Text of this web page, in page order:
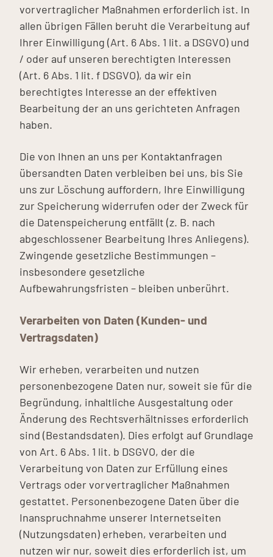
vorvertraglicher Maßnahmen erforderlich ist. In
allen übrigen Fällen beruht die Verarbeitung auf
Ihrer Einwilligung (Art. 6 Abs. 1 lit. a DSGVO) und
/ oder auf unseren berechtigten Interessen
(Art. 6 Abs. 1 lit. f DSGVO), da wir ein
berechtigtes Interesse an der effektiven
Bearbeitung der an uns gerichteten Anfragen
haben.
Die von Ihnen an uns per Kontaktanfragen
übersandten Daten verbleiben bei uns, bis Sie
uns zur Löschung auffordern, Ihre Einwilligung
zur Speicherung widerrufen oder der Zweck für
die Datenspeicherung entfällt (z. B. nach
abgeschlossener Bearbeitung Ihres Anliegens).
Zwingende gesetzliche Bestimmungen –
insbesondere gesetzliche
Aufbewahrungsfristen – bleiben unberührt.
Verarbeiten von Daten (Kunden- und
Vertragsdaten)
Wir erheben, verarbeiten und nutzen
personenbezogene Daten nur, soweit sie für die
Begründung, inhaltliche Ausgestaltung oder
Änderung des Rechtsverhältnisses erforderlich
sind (Bestandsdaten). Dies erfolgt auf Grundlage
von Art. 6 Abs. 1 lit. b DSGVO, der die
Verarbeitung von Daten zur Erfüllung eines
Vertrags oder vorvertraglicher Maßnahmen
gestattet. Personenbezogene Daten über die
Inanspruchnahme unserer Internetseiten
(Nutzungsdaten) erheben, verarbeiten und
nutzen wir nur, soweit dies erforderlich ist, um